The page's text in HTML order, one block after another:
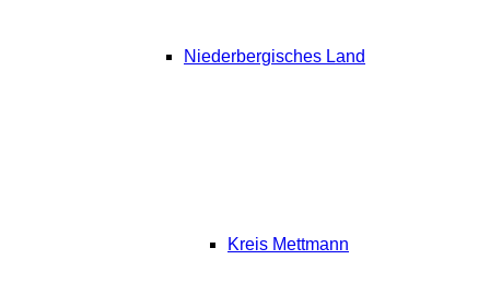
Niederbergisches Land
Kreis Mettmann